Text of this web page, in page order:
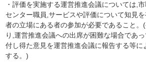
・評価を実施する運営推進会議については,
センター職員,サービスや評価について知見
者の立場にある者の参加が必要であること。
り,運営推進会議への出席が困難な場合であ
付し得た意見を運営推進会議に報告する等に
する。)